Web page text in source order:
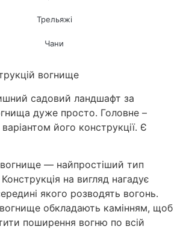
Трельяжі
Чани
вогнище
садовий ландшафт за
дуже просто. Головне –
його конструкції. Є
вогнище — найпростіший тип
на вигляд нагадує
якого розводять вогонь.
обкладають камінням, щоб
поширення вогню по всій